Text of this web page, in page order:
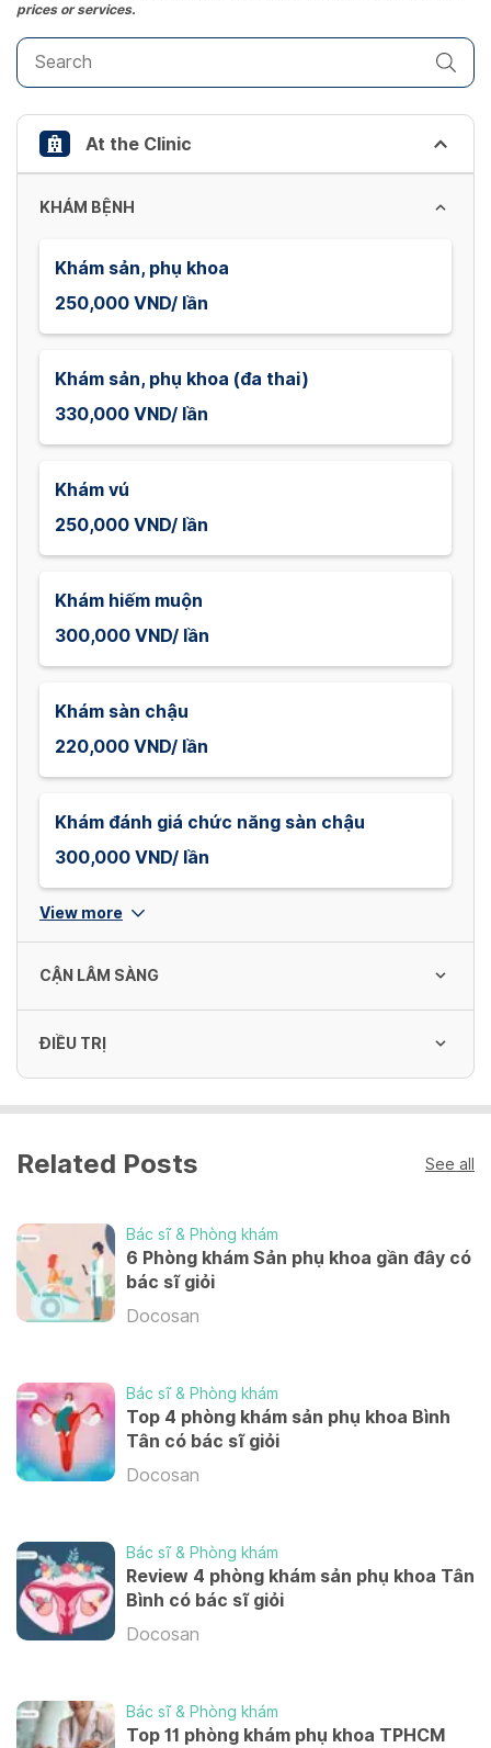
to
get
the
keyboard
shortcuts
for
changing
dates.
prices or services.
At the Clinic
KHÁM BỆNH
Khám sản, phụ khoa
250,000 VND/ lần
Khám sản, phụ khoa (đa thai)
330,000 VND/ lần
Khám vú
250,000 VND/ lần
Khám hiếm muộn
300,000 VND/ lần
Khám sàn chậu
220,000 VND/ lần
Khám đánh giá chức năng sàn chậu
300,000 VND/ lần
View more
CẬN LÂM SÀNG
Siêu âm sản, phụ khoa (trắng đen)
Siêu âm sản, phụ khoa (đa thai; trắng đen)
Siêu âm sản, phụ khoa (Doppler)
350,000 VND/ lần
Siêu âm sản, phụ khoa (đa thai; Doppler)
450,000 VND/ lần
350,000 VND/ lần
Siêu âm đo độ mờ da gáy (đa thai)
520,000 VND/ lần
View more
ĐIỀU TRỊ
2,500,000 VND/ lần
Đặt que cấy Implanon
3,500,000 VND/ lần
800,000 VND/ lần
Đặt vòng tránh thai Mirena
Rút que ngừa thai
1,200,000 VND/ lần
600,000 VND/ lần
Related Posts See all
Bác sĩ & Phòng khám
6 Phòng khám Sản phụ khoa gần đây có
bác sĩ giỏi
Docosan
Bác sĩ & Phòng khám
Top 4 phòng khám sản phụ khoa Bình
Tân có bác sĩ giỏi
Docosan
Bác sĩ & Phòng khám
Review 4 phòng khám sản phụ khoa Tân
Bình có bác sĩ giỏi
Docosan
Bác sĩ & Phòng khám
Top 11 phòng khám phụ khoa TPHCM